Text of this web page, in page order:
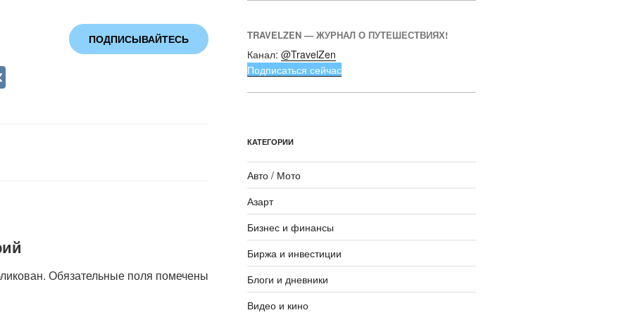
ПОДПИСЫВАЙТЕСЬ
Обязательные поля помечены
TRAVELZEN — ЖУРНАЛ О ПУТЕШЕСТВИЯХ!
Канал: @TravelZen
Подписаться сейчас
КАТЕГОРИИ
Авто / Мото
Азарт
Бизнес и финансы
Биржа и инвестиции
Блоги и дневники
Видео и кино